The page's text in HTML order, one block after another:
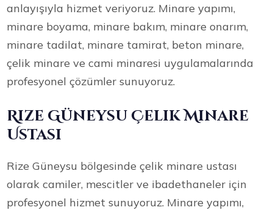
anlayışıyla hizmet veriyoruz. Minare yapımı,
minare boyama, minare bakım, minare onarım,
minare tadilat, minare tamirat, beton minare,
çelik minare ve cami minaresi uygulamalarında
profesyonel çözümler sunuyoruz.
Rize Güneysu Çelik Minare
Ustası
Rize Güneysu bölgesinde çelik minare ustası
olarak camiler, mescitler ve ibadethaneler için
profesyonel hizmet sunuyoruz. Minare yapımı,